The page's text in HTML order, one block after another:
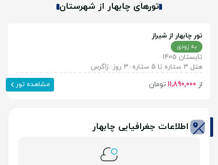
تورهای چابهار از شهرستان
تور چابهار از شیراز
به زودی
تابستان 1405
هتل 3 ستاره تا 5 ستاره
3 روز
زاگرس
از 11,890,000 تومان مشاهده تور
اطلاعات جغرافیایی چابهار